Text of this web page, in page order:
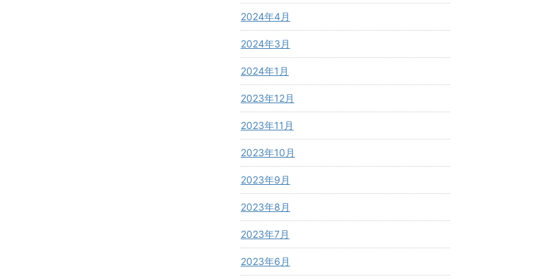
2024年4月
2024年3月
2024年1月
2023年12月
2023年11月
2023年10月
2023年9月
2023年8月
2023年7月
2023年6月